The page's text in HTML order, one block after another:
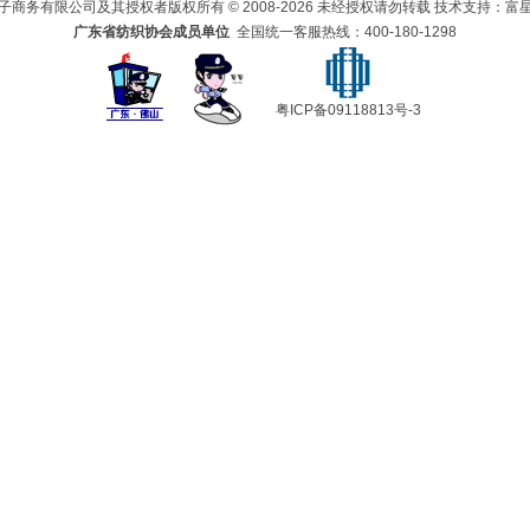
商务有限公司及其授权者版权所有 © 2008-2026 未经授权请勿转载 技术支持：富
广东省纺织协会成员单位 全国统一客服热线： 400-180-1298
粤ICP备09118813号-3